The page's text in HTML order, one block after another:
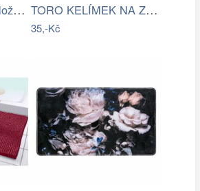
BIG BAMBOO Předložka do koupelny… TORO KELÍMEK NA ZUBNÍ KARTÁČEK, PLAST
35,-Kč